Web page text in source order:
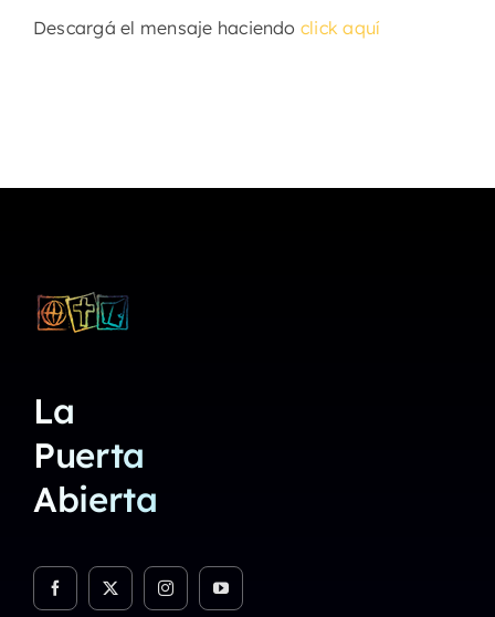
Descargá el mensaje haciendo click aquí
La
Puerta
Abierta